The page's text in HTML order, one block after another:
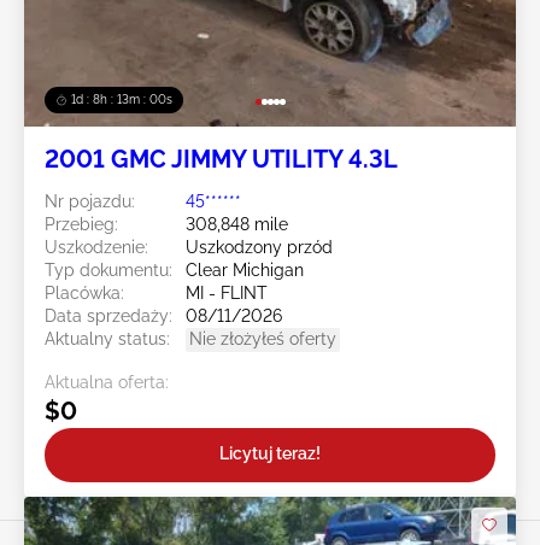
1d : 8h : 12m : 59s
2001 GMC JIMMY UTILITY 4.3L
Nr pojazdu:
45******
Przebieg:
308,848 mile
Uszkodzenie:
Uszkodzony przód
Typ dokumentu:
Clear Michigan
Placówka:
MI - FLINT
Data sprzedaży:
08/11/2026
Aktualny status:
Nie złożyłeś oferty
Aktualna oferta:
$0
Licytuj teraz!